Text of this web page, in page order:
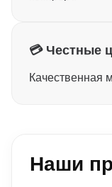
💳 Честные
Качественная
Наши